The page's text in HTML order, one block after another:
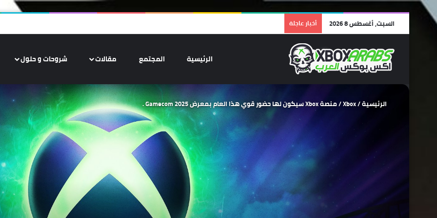
السبت, أغسطس 8 2026 أخبار عاجلة
الرئيسية المجتمع مقالات شروحات و حلول
الرئيسية/
Xbox
/منصة Xbox سيكون لها حضور قوي هذا العام بمعرض Gamecom 2025 .